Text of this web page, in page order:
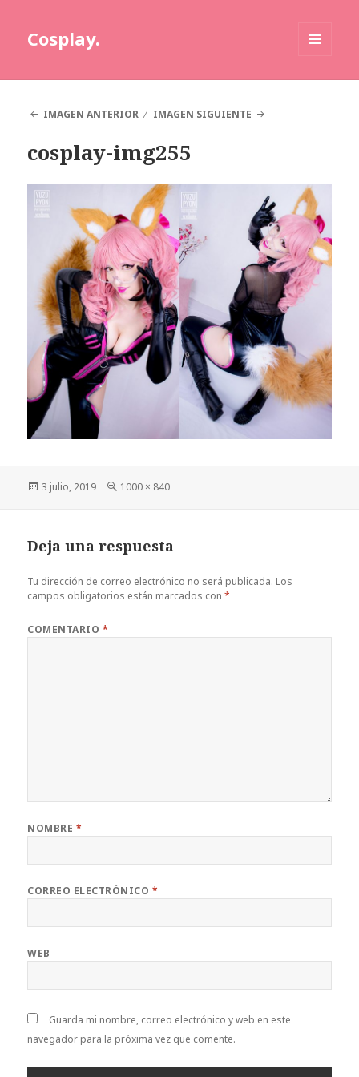
Cosplay.
IMAGEN ANTERIOR
IMAGEN SIGUIENTE
cosplay-img255
Publicado
3 julio, 2019
Tamaño
1000 × 840
Deja una respuesta
Tu dirección de correo electrónico no será publicada. Los
campos obligatorios están marcados con*
COMENTARIO *
NOMBRE *
CORREO ELECTRÓNICO *
WEB
Guarda mi nombre, correo electrónico y web en este
navegador para la próxima vez que comente.